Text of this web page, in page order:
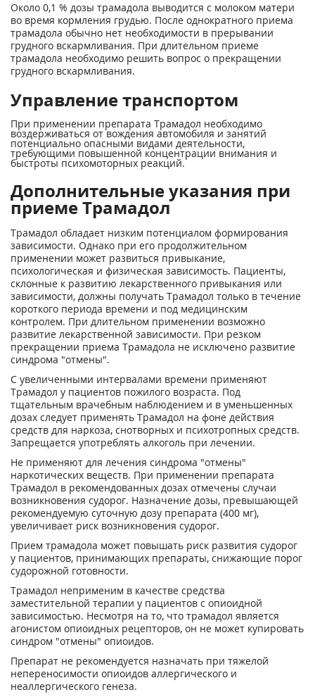
Около 0,1 % дозы трамадола выводится с молоком матери
во время кормления грудью. После однократного приема
трамадола обычно нет необходимости в прерывании
грудного вскармливания. При длительном приеме
трамадола необходимо решить вопрос о прекращении
грудного вскармливания.
Управление транспортом
При применении препарата Трамадол необходимо
воздерживаться от вождения автомобиля и занятий
потенциально опасными видами деятельности,
требующими повышенной концентрации внимания и
быстроты психомоторных реакций.
Дополнительные указания при
приеме Трамадол
Трамадол обладает низким потенциалом формирования
зависимости. Однако при его продолжительном
применении может развиться привыкание,
психологическая и физическая зависимость. Пациенты,
склонные к развитию лекарственного привыкания или
зависимости, должны получать Трамадол только в течение
короткого периода времени и под медицинским
контролем. При длительном применении возможно
развитие лекарственной зависимости. При резком
прекращении приема Трамадола не исключено развитие
синдрома "отмены".
С увеличенными интервалами времени применяют
Трамадол у пациентов пожилого возраста. Под
тщательным врачебным наблюдением и в уменьшенных
дозах следует применять Трамадол на фоне действия
средств для наркоза, снотворных и психотропных средств.
Запрещается употреблять алкоголь при лечении.
Не применяют для лечения синдрома "отмены"
наркотических веществ. При применении препарата
Трамадол в рекомендованных дозах отмечены случаи
возникновения судорог. Назначение дозы, превышающей
рекомендуемую суточную дозу препарата (400 мг),
увеличивает риск возникновения судорог.
Прием трамадола может повышать риск развития судорог
у пациентов, принимающих препараты, снижающие порог
судорожной готовности.
Трамадол неприменим в качестве средства
заместительной терапии у пациентов с опиоидной
зависимостью. Несмотря на то, что трамадол является
агонистом опиоидных рецепторов, он не может купировать
синдром "отмены" опиоидов.
Препарат не рекомендуется назначать при тяжелой
непереносимости опиоидов аллергического и
неаллергического генеза.